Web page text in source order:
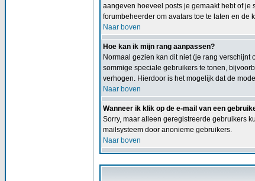
aangeven hoeveel posts je gemaakt hebt of je
forumbeheerder om avatars toe te laten en de
Naar boven
Hoe kan ik mijn rang aanpassen?
Normaal gezien kan dit niet (je rang
sommige speciale gebruikers te tonen,
verhogen. Hierdoor is het mogelijk dat de
Naar boven
Wanneer ik klik op de e-mail van een
Sorry, maar alleen geregistreerde gebruikers
mailsysteem door anonieme gebruikers.
Naar boven